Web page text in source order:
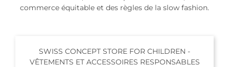
commerce équitable et des règles de la slow fashion.
SWISS CONCEPT STORE FOR CHILDREN -
VÊTEMENTS ET ACCESSOIRES RESPONSABLES